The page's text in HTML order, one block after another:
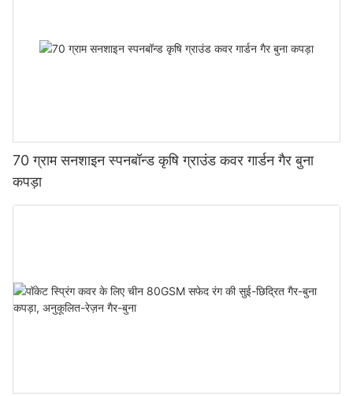
70 ग्राम सनशाइन स्पनबॉन्ड कृषि ग्राउंड कवर गार्डन गैर बुना
कपड़ा